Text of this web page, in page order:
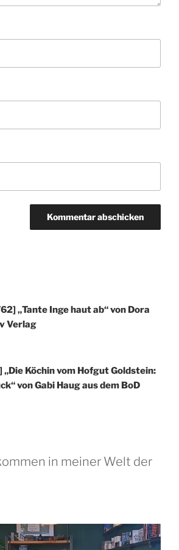
„Tante Inge haut ab“ von Dora
Verlag
Köchin vom Hofgut Goldstein:
von Gabi Haug aus dem BoD
in meiner Welt der